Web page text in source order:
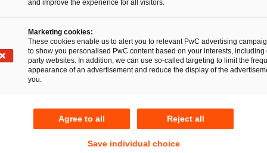
– im Rahmen der Verordnung über die digitale
Act, DORA) die Aufsicht über kritische IKT-
übernehmen.
die zentralen Themen und wesentlichen
für betroffene Marktteilnehmer. Er sollte im Kontext
Reformen und Entwicklungen gelesen werden und
sämtlicher relevanter Arbeitsprogramme für 2026 der
Aufsichtsbehörden (ESAs), der Behörden der
and improve the experience for all visitors.
Marketing cookies:
These cookies enable us to alert you to relevant PwC advertising
to show you personalised PwC content based on your interests, including
party websites. In addition, we can use so-called targeting to limit the
appearance of an advertisement and reduce the display of the
you.
Agree to all Reject all
Save individual choice